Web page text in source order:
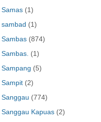
Samas (1)
sambad (1)
Sambas (874)
Sambas. (1)
Sampang (5)
Sampit (2)
Sanggau (774)
Sanggau Kapuas (2)